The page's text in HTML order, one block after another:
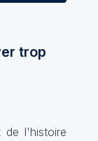
trop
de l'histoire